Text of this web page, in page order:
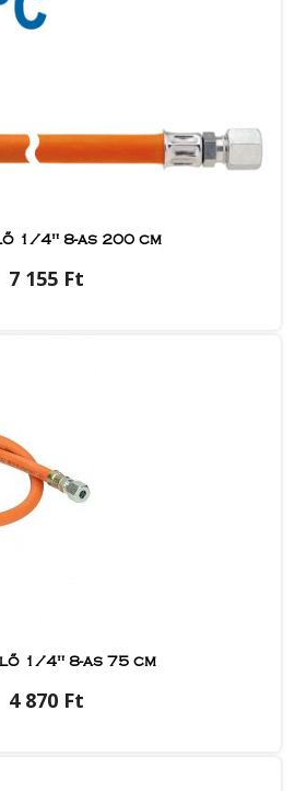
1/4" 8-as 200 cm
7 155 Ft
1/4" 8-as 75 cm
4 870 Ft